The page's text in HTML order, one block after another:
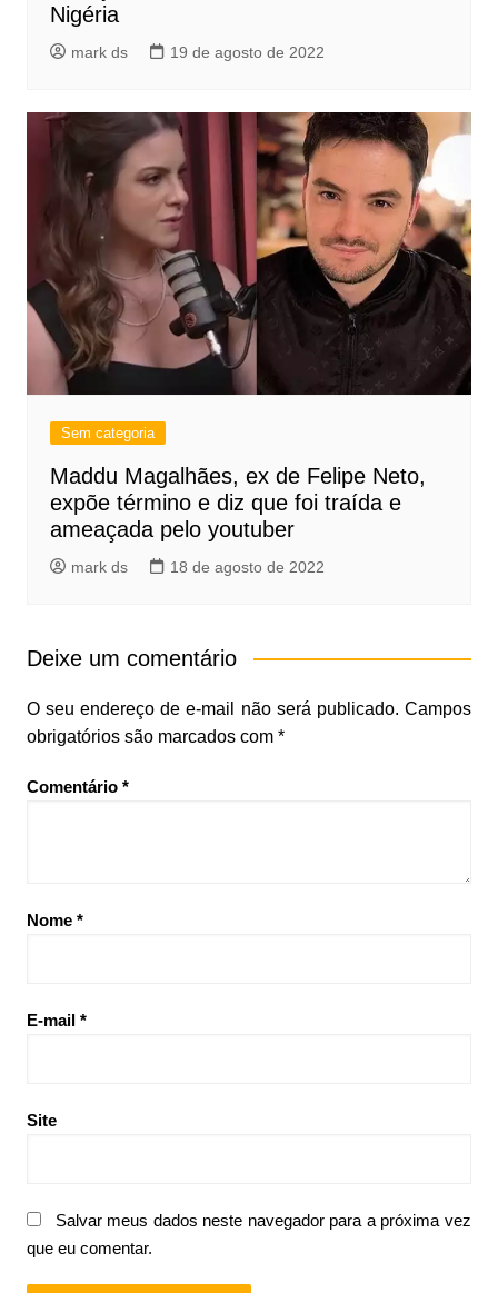
Nigéria
mark ds 19 de agosto de 2022
Sem categoria
Maddu Magalhães, ex de Felipe Neto,
expõe término e diz que foi traída e
ameaçada pelo youtuber
mark ds 18 de agosto de 2022
Deixe um comentário
O seu endereço de e-mail não será publicado. Campos
obrigatórios são marcados com *
Comentário *
Nome *
E-mail *
Site
Salvar meus dados neste navegador para a próxima vez
que eu comentar.